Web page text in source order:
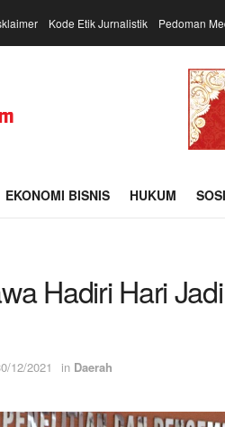
Kode Etik Jurnalistik Pedoman
EKONOMI BISNIS HUKUM
Hadiri Hari
12/2021 in Daerah